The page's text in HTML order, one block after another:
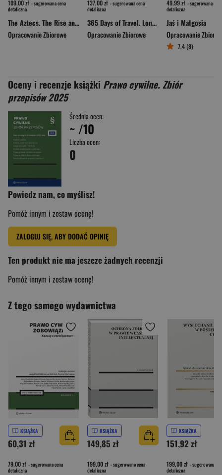
109,00 zł - sugerowana cena
detaliczna
The Aztecs. The Rise and Fall of a Mighty Empire
Opracowanie Zbiorowe
137,00 zł - sugerowana cena
detaliczna
365 Days of Travel. Lonely Planet
Opracowanie Zbiorowe
49,99 zł - sugerowana cena
detaliczna
Jaś i Małgosia
Opracowanie
7,4 (8)
Oceny i recenzje książki Prawo cywilne. Zbiór
przepisów 2025
Średnia ocen:
~ /10
Liczba ocen:
0
Powiedz nam, co myślisz!
Pomóż innym i zostaw ocenę!
ZALOGUJ SIĘ, ABY DODAĆ OPINIĘ
Ten produkt nie ma jeszcze żadnych recenzji
Pomóż innym i zostaw ocenę!
Z tego samego wydawnictwa
KSIĄŻKA
60,31 zł
79,00 zł - sugerowana cena
detaliczna
KSIĄŻKA
149,85 zł
199,00 zł - sugerowana cena
detaliczna
KSIĄŻKA
151,92 zł
199,00 zł - sugerowana
detaliczna